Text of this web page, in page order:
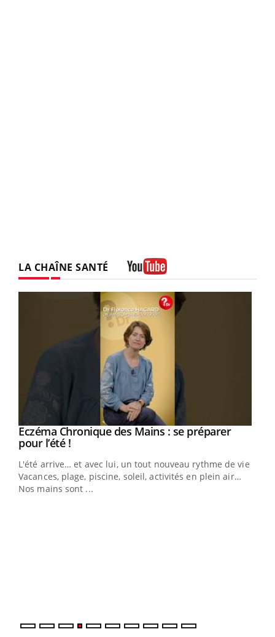
LA CHAÎNE SANTÉ
Youtube
Eczéma Chronique des Mains : se préparer
pour l’été !Youtube
L'été arrive… et avec lui, un tout nouveau rythme de vie !
Vacances, plage, piscine, soleil, activités en plein air…
Nos mains sont ...